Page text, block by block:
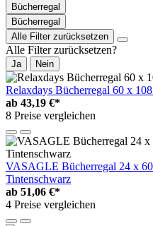
Bücherregal
Bücherregal
Alle Filter zurücksetzen
Alle Filter zurücksetzen?
Ja Nein
Relaxdays Bücherregal 60 x
ab 43,19 €*
8 Preise vergleichen
VASAGLE Bücherregal 24 x
Tintenschwarz
ab 51,06 €*
4 Preise vergleichen